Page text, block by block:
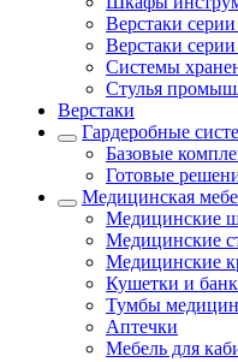
Верстаки
Верстаки
Системы
Стулья
Верстаки
Гардеробные
Базовые
Готовые
Медицинская
Медицинские
Медицинские
Медицинские
Кушетки и
Тумбы
Аптечки
Мебель для